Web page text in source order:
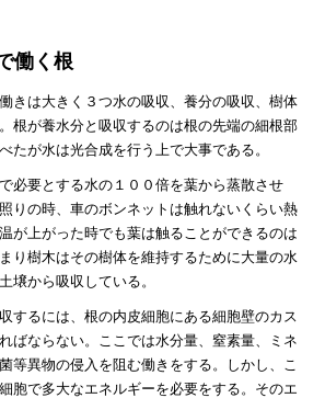
働く根
きは大きく３つ水の吸収、養分の吸収、樹体
根が養水分と吸収するのは根の先端の細根部
たが水は光合成を行う上で大事である。
必要とする水の１００倍を葉から蒸散させ
りの時、車のボンネットは触れないくらい熱
が上がった時でも葉は触ることができるのは
り樹木はその樹体を維持するために大量の水
壌から吸収している。
するには、根の内皮細胞にある細胞壁のカス
ばならない。ここでは水分量、窒素量、ミネ
等異物の侵入を阻む働きをする。しかし、こ
胞で多大なエネルギーを必要をする。 そのエ